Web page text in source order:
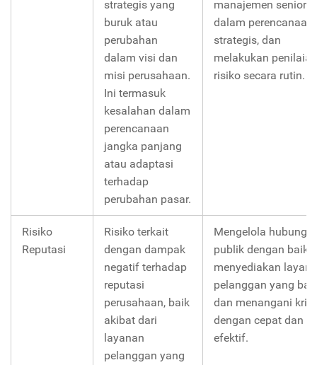
strategis yang
buruk atau
perubahan
dalam visi dan
misi perusahaan.
Ini termasuk
kesalahan dalam
perencanaan
jangka panjang
atau adaptasi
terhadap
perubahan pasar.
manajemen senior
dalam perencanaan
strategis, dan
melakukan penilaian
risiko secara rutin.
Risiko
Reputasi
Risiko terkait
dengan dampak
negatif terhadap
reputasi
perusahaan, baik
akibat dari
layanan
pelanggan yang
Mengelola
publik dengan baik,
menyediakan
pelanggan yang
dan menangani
dengan cepat dan
efektif.